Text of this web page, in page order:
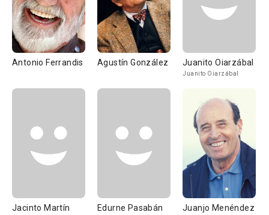
Antonio Ferrandis Agustín González Juanito Oiarzábal
Juanito Oiarzábal
Jacinto Martín Edurne Pasabán Juanjo Menéndez